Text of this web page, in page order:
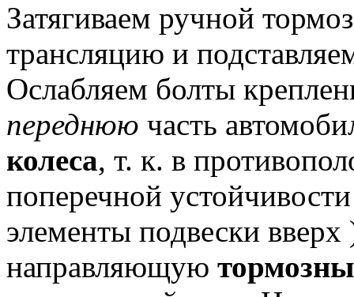
Затягиваем ручной
трансляцию и
Ослабляем болты
переднюю часть
колеса, т. к. в
поперечной
элементы подвески вверх
направляющую